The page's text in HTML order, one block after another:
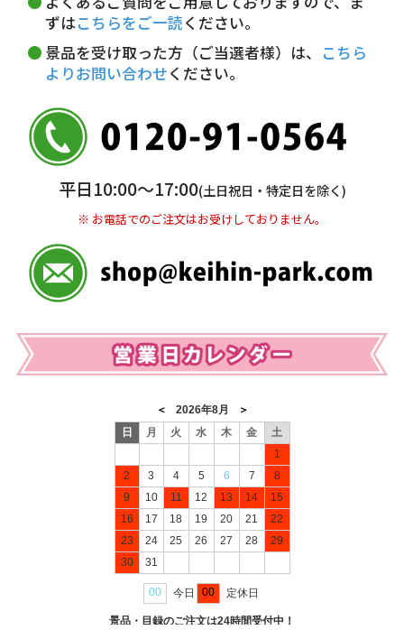
5,000円未満…330円(税込)
銀行振込(前払い)
普通 7263489
＜口座名＞ カ）ディースタイル
※ 振込み手数料お客様ご負担。
ずはこちらをご一読ください。
景品を受け取った方（ご当選者様）は、
こちら
よりお問い合わせください。
平日10:00〜17:00(土日祝日・特定日を除く)
※ お電話でのご注文はお受けしておりません。